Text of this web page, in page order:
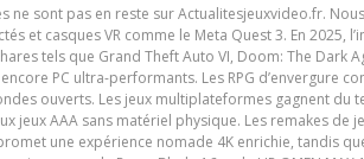
ne sont pas en reste sur Actualitesjeuxvideo.fr.
et casques VR comme le Meta Quest 3. En
tels que Grand Theft Auto VI, Doom: The Dark
PC ultra-performants. Les RPG
ouverts. Les jeux multiplateformes gagnent
jeux AAA sans matériel physique. Les remakes
une expérience nomade 4K enrichie, tandis